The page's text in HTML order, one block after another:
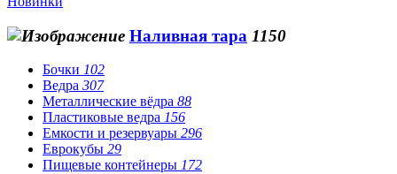
Наливная тара 1150
Бочки 102
Ведра 307
Металлические вёдра 88
Пластиковые ведра 156
Емкости и резервуары 296
Еврокубы 29
Пищевые контейнеры 172